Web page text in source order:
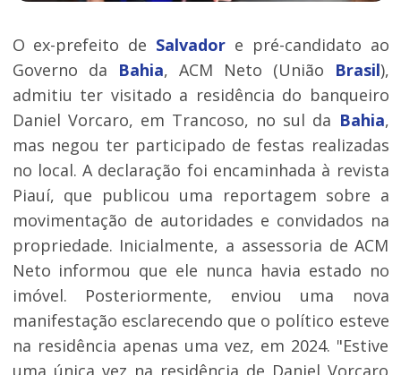
O ex-prefeito de Salvador e pré-candidato ao
Governo da
Bahia, ACM Neto (União Brasil),
admitiu ter visitado a residência do banqueiro
Daniel Vorcaro, em Trancoso, no sul da Bahia,
mas negou ter participado de festas realizadas
no local. A declaração foi encaminhada à revista
Piauí, que publicou uma reportagem sobre a
movimentação de autoridades e convidados na
propriedade. Inicialmente, a assessoria de ACM
Neto informou que ele nunca havia estado no
imóvel. Posteriormente, enviou uma nova
manifestação esclarecendo que o político esteve
na residência apenas uma vez, em 2024. "Estive
uma única vez na residência de Daniel Vorcaro